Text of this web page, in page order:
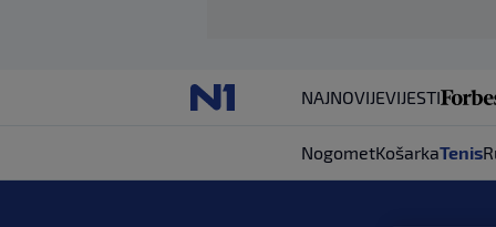
NAJNOVIJEVIJESTI
NogometKošarkaTenis